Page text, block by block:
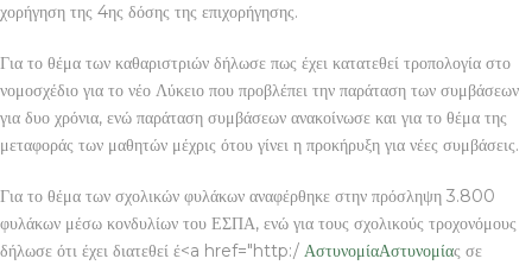
χορήγηση της 4ης δόσης της επιχορήγησης.
Για το θέμα των καθαριστριών δήλωσε πως έχει κατατεθεί τροπολογία στο
νομοσχέδιο για το νέο Λύκειο που προβλέπει την παράταση των συμβάσεων
για δυο χρόνια, ενώ παράταση συμβάσεων ανακοίνωσε και για το θέμα της
μεταφοράς των μαθητών μέχρις ότου γίνει η προκήρυξη για νέες συμβάσεις.
Για το θέμα των σχολικών φυλάκων αναφέρθηκε στην πρόσληψη 3.800
φυλάκων μέσω κονδυλίων του ΕΣΠΑ, ενώ για τους σχολικούς τροχονόμους
δήλωσε ότι έχει διατεθεί έ<a href="http:/ ΑστυνομίαΑστυνομίας σε